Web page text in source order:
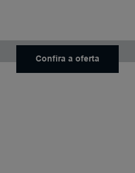
Confira a oferta